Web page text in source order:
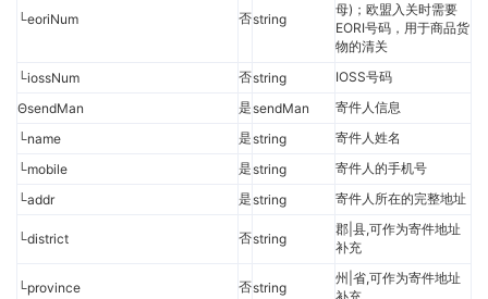
└eoriNum 否string
母)；欧盟入关时需要
EORI号码，用于商品货
物的清关
└iossNum
否string
IOSS号码
ΘsendMan
是sendMan
寄件人信息
└name
是string
寄件人姓名
└mobile
是string
寄件人的手机号
└addr
是string 寄件人所在的完整地址
└district 否string
郡|县,可作为寄件地址
补充
└province 否string
州|省,可作为寄件地址